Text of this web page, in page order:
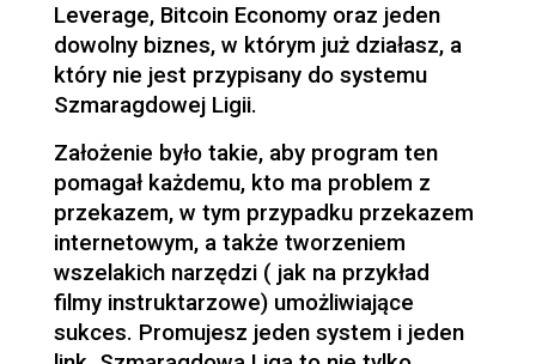
Leverage, Bitcoin Economy oraz jeden
dowolny biznes, w którym już działasz, a
który nie jest przypisany do systemu
Szmaragdowej Ligii.
Założenie było takie, aby program ten
pomagał każdemu, kto ma problem z
przekazem, w tym przypadku przekazem
internetowym, a także tworzeniem
wszelakich narzędzi ( jak na przykład
filmy instruktarzowe) umożliwiające
sukces. Promujesz jeden system i jeden